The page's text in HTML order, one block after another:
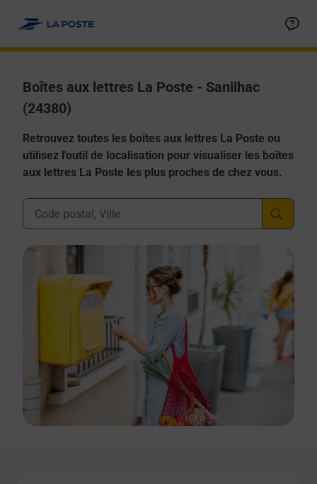
Boîtes aux lettres La Poste - Sanilhac
(24380)
Retrouvez toutes les boîtes aux lettres La Poste ou
utilisez l'outil de localisation pour visualiser les boîtes
aux lettres La Poste les plus proches de chez vous.
Ville, Département, Code Postal